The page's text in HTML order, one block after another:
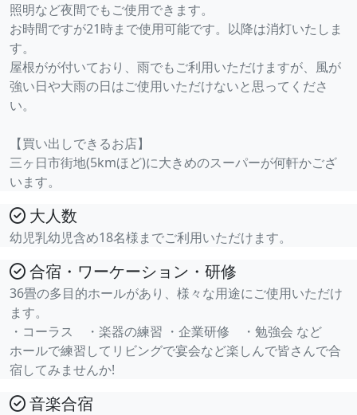
照明など夜間でもご使用できます。
お時間ですが21時まで使用可能です。以降は消灯いたしま
す。
屋根がが付いており、雨でもご利用いただけますが、風が
強い日や大雨の日はご使用いただけないと思ってくださ
い。
【買い出しできるお店】
三ヶ日市街地(5kmほど)に大きめのスーパーが何軒かござ
います。
大人数
幼児乳幼児含め18名様までご利用いただけます。
合宿・ワーケーション・研修
36畳の多目的ホールがあり、様々な用途にご使用いただけ
ます。
・コーラス ・楽器の練習 ・企業研修 ・勉強会 など
ホールで練習してリビングで宴会など楽しんで皆さんで合
宿してみませんか!
音楽合宿